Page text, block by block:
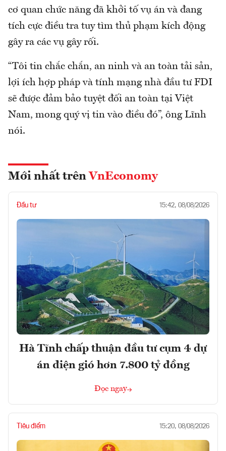
cơ quan chức năng đã khởi tố vụ án và đang
tích cực điều tra tuy tìm thủ phạm kích động
gây ra các vụ gây rối.
“Tôi tin chắc chắn, an ninh và an toàn tải sản,
lợi ích hợp pháp và tính mạng nhà đầu tư FDI
sẽ được đảm bảo tuyệt đối an toàn tại Việt
Nam, mong quý vị tin vào điều đó”, ông Lĩnh
nói.
Mới nhất trên VnEconomy
Đầu tư 15:42, 08/08/2026
Hà Tĩnh chấp thuận đầu tư cụm 4 dự
án điện gió hơn 7.800 tỷ đồng
Đọc ngay
Tiêu điểm 15:20, 08/08/2026